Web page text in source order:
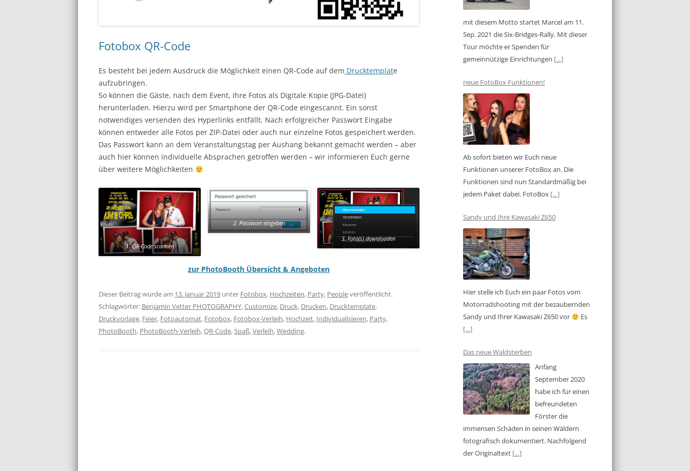
Fotobox QR-Code
Es besteht bei jedem Ausdruck die Möglichkeit einen QR-Code auf dem Drucktemplate
aufzubringen.
So können die Gäste, nach dem Event, Ihre Fotos als Digitale Kopie (JPG-Datei)
herunterladen. Hierzu wird per Smartphone der QR-Code eingescannt. Ein sonst
notwendiges versenden des Hyperlinks entfällt. Nach erfolgreicher Passwort Eingabe
können entweder alle Fotos per ZIP-Datei oder auch nur einzelne Fotos gespeichert werden.
Das Passwort kann an dem Veranstaltungstag per Aushang bekannt gemacht werden – aber
auch hier können individuelle Absprachen getroffen werden – wir informieren Euch gerne
über weitere Möglichkeiten
1. QR-Code scannen
2. Passwort eingeben
3. Foto(s) downloaden
zur PhotoBooth Übersicht & Angeboten
Dieser Beitrag wurde am 13. Januar 2019 unter Fotobox, Hochzeiten, Party, Peopleveröffentlicht.
Schlagwörter: Benjamin Vetter PHOTOGRAPHY,Customize, Druck, Drucken, Drucktemplate,
Druckvorlage, Feier, Fotoautomat, Fotobox, Fotobox-Verleih, Hochzeit, Individualisieren, Party,
PhotoBooth, PhotoBooth-Verleih,QR-Code,Spaß,Verleih,Wedding.
mit diesem Motto startet Marcel am 11.
Sep. 2021 die Six-Bridges-Rally. Mit dieser
Tour möchte er Spenden für
gemeinnützige Einrichtungen […]
neue FotoBox Funktionen!
Ab sofort bieten wir Euch neue
Funktionen unserer FotoBox an. Die
Funktionen sind nun Standardmäßig bei
jedem Paket dabei. FotoBox […]
Sandy und Ihre Kawasaki Z650
Hier stelle ich Euch ein paar Fotos vom
Motorradshooting mit der bezaubernden
Sandy und Ihrer Kawasaki Z650 vor
Es
[…]
Das neue Waldsterben
Anfang
September 2020
habe ich für einen
befreundeten
Förster die
immensen Schäden in seinen Wäldern
fotografisch dokumentiert. Nachfolgend
der Originaltext […]